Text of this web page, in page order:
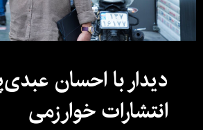
دیدار با احسان
انتشارات خوارزمی